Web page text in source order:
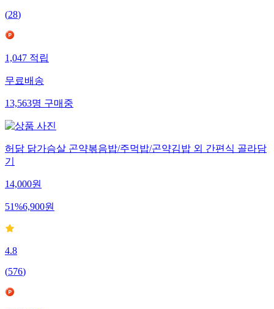
(28)
1,047 적립
무료배송
13,563명 구매중
허닭 닭가슴살 곤약볶음밥/주먹밥/곤약김밥 외 간편식 골라담
기
14,000원
51%6,900원
4.8
(576)